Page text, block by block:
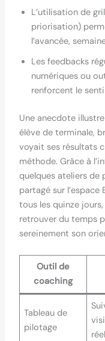
L’utilisation de
priorisation)
l’avancée,
Les feedbacks
numériques ou
renforcent le
Une anecdote
élève de terminale,
voyait ses résultats
méthode. Grâce à
quelques ateliers de
partagé sur l’espace
tous les quinze
retrouver du temps
sereinement son
Outil de
coaching
Tableau de
pilotage
réel